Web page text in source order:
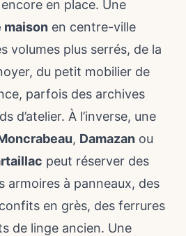
en place. Une
maison en centre-ville
volumes plus serrés, de la
du petit mobilier de
parfois des archives
d’atelier. À l’inverse, une
, Damazan ou
peut réserver des
armoires à panneaux, des
en grès, des ferrures
de linge ancien. Une